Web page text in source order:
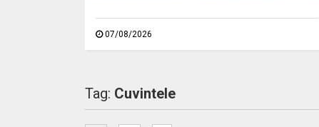
07/08/2026
Tag: Cuvintele